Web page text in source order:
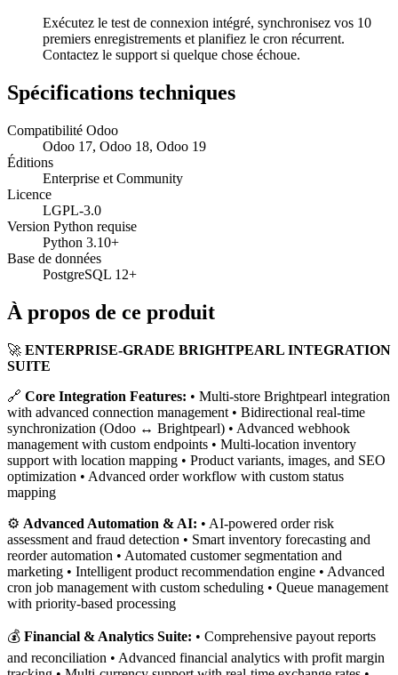
Exécutez le test de connexion intégré, synchronisez vos 10
premiers enregistrements et planifiez le cron récurrent.
Contactez le support si quelque chose échoue.
Spécifications techniques
Compatibilité Odoo
Odoo 17, Odoo 18, Odoo 19
Éditions
Enterprise et Community
Licence
LGPL-3.0
Version Python requise
Python 3.10+
Base de données
PostgreSQL 12+
À propos de ce produit
🚀 ENTERPRISE-GRADE BRIGHTPEARL INTEGRATION
SUITE
🔗 Core Integration Features: • Multi-store Brightpearl integration
with advanced connection management • Bidirectional real-time
synchronization (Odoo ↔ Brightpearl) • Advanced webhook
management with custom endpoints • Multi-location inventory
support with location mapping • Product variants, images, and SEO
optimization • Advanced order workflow with custom status
mapping
⚙️ Advanced Automation & AI: • AI-powered order risk
assessment and fraud detection • Smart inventory forecasting and
reorder automation • Automated customer segmentation and
marketing • Intelligent product recommendation engine • Advanced
cron job management with custom scheduling • Queue management
with priority-based processing
💰 Financial & Analytics Suite: • Comprehensive payout reports
and reconciliation • Advanced financial analytics with profit margin